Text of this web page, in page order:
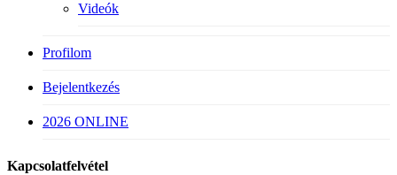
Videók
Profilom
Bejelentkezés
2026 ONLINE
Kapcsolatfelvétel